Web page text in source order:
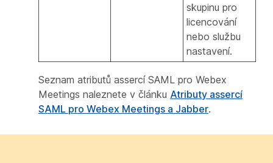
skupinu pro
licencování
nebo službu
nastavení.
Seznam atributů assercí SAML pro Webex
Meetings naleznete v článku Atributy assercí
SAML pro Webex Meetings a Jabber.